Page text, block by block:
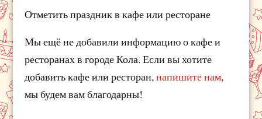
Отметить праздник в кафе или ресторане
Мы ещё не добавили информацию о кафе и
ресторанах в городе Кола. Если вы хотите
добавить кафе или ресторан,напишите нам,
мы будем вам благодарны!